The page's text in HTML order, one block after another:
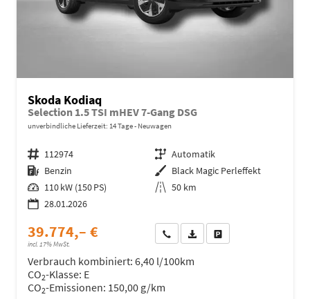
Skoda Kodiaq
Selection 1.5 TSI mHEV 7-Gang DSG
unverbindliche Lieferzeit: 14 Tage Neuwagen
Fahrzeugnr. 112974 Getriebe Automatik
Kraftstoff Benzin Außenfarbe Black Magic Perleffekt
Leistung 110 kW (150 PS) Kilometerstand 50 km
28.01.2026
39.774,– €
incl. 17% MwSt.
Wir rufen Sie anFahrzeugexposé (PDF)
Verbrauch kombiniert: 6,40 l/100km
CO2-Klasse: E
CO2-Emissionen: 150,00 g/km